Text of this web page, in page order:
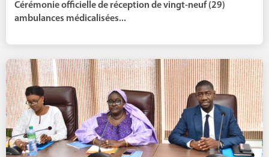
Cérémonie officielle de réception de vingt-neuf (29)
ambulances médicalisées...